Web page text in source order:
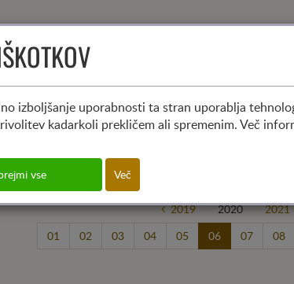
2019 2020
2021
01
02 03 04 05 06 07 08
izboljšanje uporabnosti ta stran uporablja
kadarkoli prekličem ali spremenim. Več
vse Več